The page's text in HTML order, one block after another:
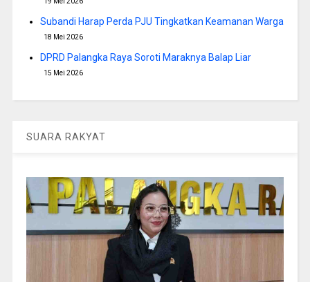
Subandi Harap Perda PJU Tingkatkan Keamanan Warga
18 Mei 2026
DPRD Palangka Raya Soroti Maraknya Balap Liar
15 Mei 2026
SUARA RAKYAT